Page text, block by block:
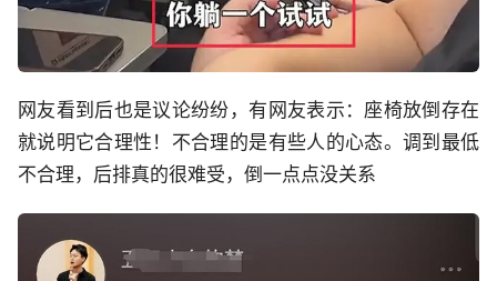
网友看到后也是议论纷纷，有网友表示：座椅放倒存在
就说明它合理性！不合理的是有些人的心态。调到最低
不合理，后排真的很难受，倒一点点没关系